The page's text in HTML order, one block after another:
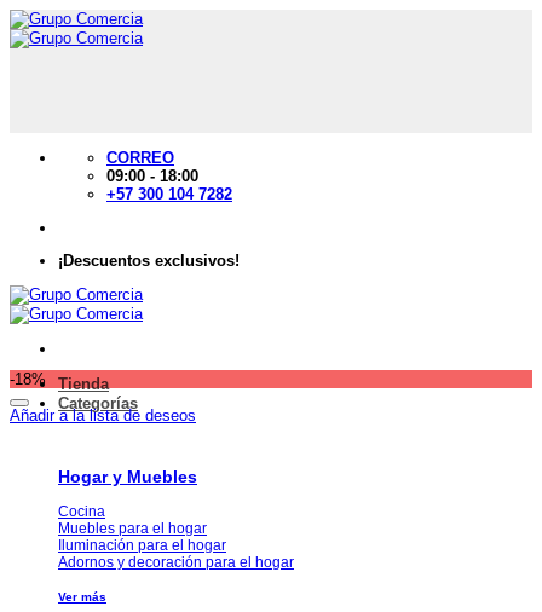
Saltar
al
contenido
CORREO
09:00 - 18:00
+57 300 104 7282
¡Descuentos exclusivos!
Tienda
Categorías
Hogar y Muebles
Cocina
Muebles para el hogar
Iluminación para el hogar
Adornos y decoración para el hogar
Ver más
-18%
Añadir a la lista de deseos